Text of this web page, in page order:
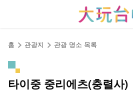
홈 관광지 관광 명소 목록
타이중 중리에츠(충렬사)